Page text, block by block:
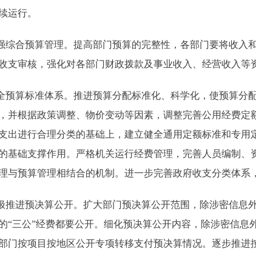
运行。
预算管理。提高部门预算的完整性，各部门要将收入
支审核，强化对各部门财政拨款及事业收入、经营收入等
算标准体系。推进预算分配标准化、科学化，使预算分
并根据政策调整、物价变动等因素，调整完善公用经费
出进行合理分类的基础上，建立健全通用定额标准和专
基础支撑作用。严格机关运行经费管理，完善人员编制
与预算管理相结合的机制。进一步完善政府收支分类体系
进预决算公开。扩大部门预决算公开范围，除涉密信息
“三公”经费都要公开。细化预决算公开内容，除涉密信
门按项目按地区公开专项转移支付预决算情况。逐步推